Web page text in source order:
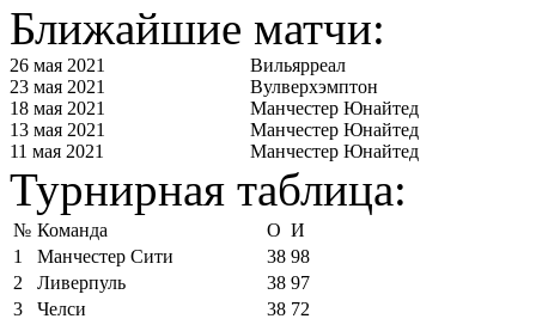
Ближайшие матчи:
26 мая 2021
Вильярреал
23 мая 2021
Вулверхэмптон
18 мая 2021
Манчестер Юнайтед
13 мая 2021
Манчестер Юнайтед
11 мая 2021
Манчестер Юнайтед
Турнирная таблица:
№ Команда О И
1
Манчестер Сити 38 98
2
Ливерпуль 38 97
3
Челси 38 72